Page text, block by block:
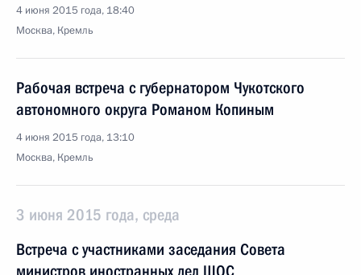
4 июня 2015 года, 18:40
Москва, Кремль
Рабочая встреча с губернатором Чукотского
автономного округа Романом Копиным
4 июня 2015 года, 13:10
Москва, Кремль
3 июня 2015 года, среда
Встреча с участниками заседания Совета
министров иностранных дел ШОС